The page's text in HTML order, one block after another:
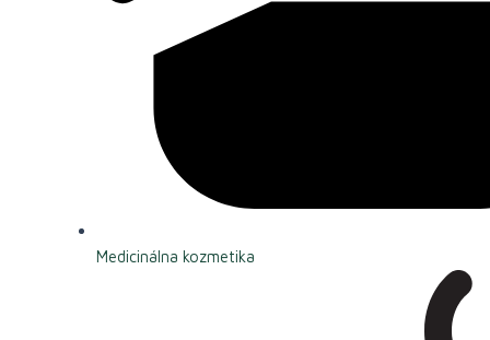
Medicinálna kozmetika